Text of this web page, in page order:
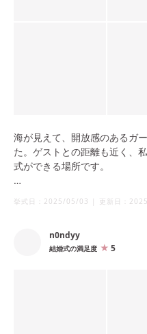
海が見えて、開放感のあるガ
た。ゲストとの距離も近く、
式ができる場所です。
分たちで持ち込んだリボンを
びかせていて、とても可愛ら
挙式日： 2025/05/03 | 更新日：
n0ndyy
結婚式の満足度 5